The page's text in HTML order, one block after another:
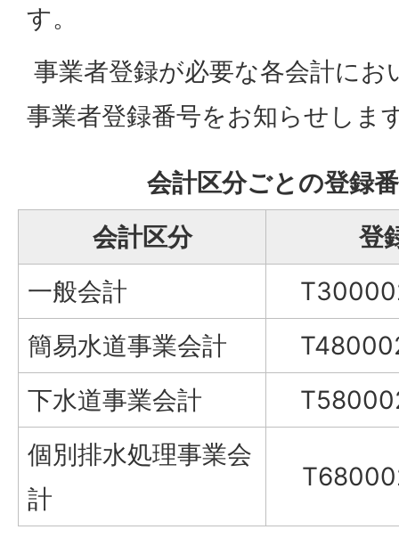
す。
事業者登録が必要な各会計にお
事業者登録番号をお知らせしま
会計区分ごとの登録
会計区分
登
一般会計
簡易水道事業会計
下水道事業会計
個別排水処理事業会
計